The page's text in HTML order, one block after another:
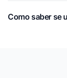
Como saber se